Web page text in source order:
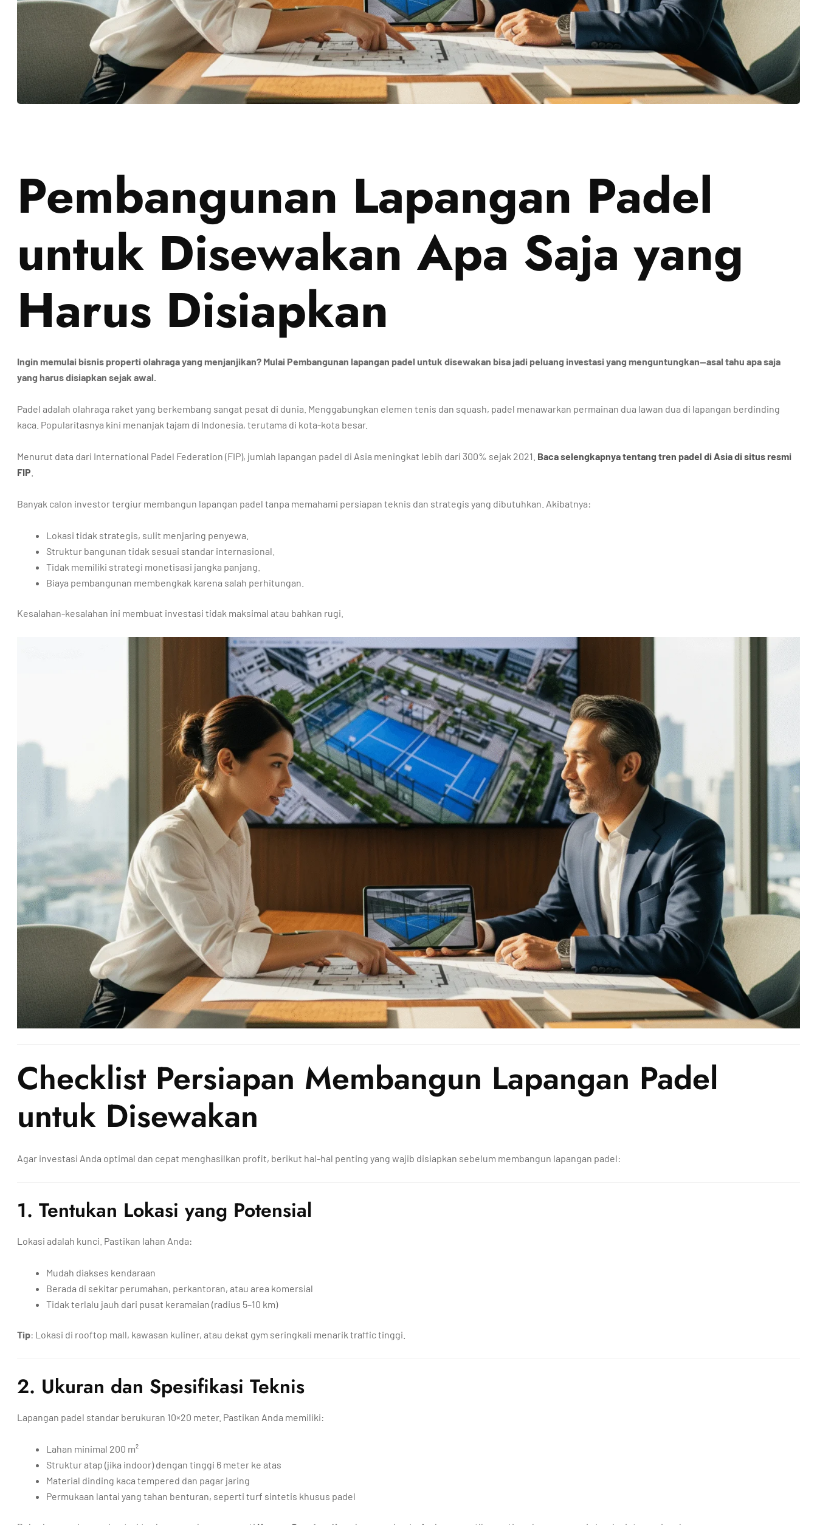
Pembangunan Lapangan Padel
untuk Disewakan Apa Saja yang
Harus Disiapkan
Ingin memulai bisnis properti olahraga yang menjanjikan? Mulai Pembangunan lapangan padel untuk disewakan bisa jadi peluang investasi yang menguntungkan—asal tahu apa saja
yang harus disiapkan sejak awal.
Padel adalah olahraga raket yang berkembang sangat pesat di dunia. Menggabungkan elemen tenis dan squash, padel menawarkan permainan dua lawan dua di lapangan berdinding
kaca. Popularitasnya kini menanjak tajam di Indonesia, terutama di kota-kota besar.
Menurut data dari International Padel Federation (FIP), jumlah lapangan padel di Asia meningkat lebih dari 300% sejak 2021. Baca selengkapnya tentang tren padel di Asia di situs resmi
FIP
Banyak calon investor tergiur membangun lapangan padel tanpa memahami persiapan teknis dan strategis yang dibutuhkan. Akibatnya:
Lokasi tidak strategis, sulit menjaring penyewa.
Struktur bangunan tidak sesuai standar internasional.
Tidak memiliki strategi monetisasi jangka panjang.
Biaya pembangunan membengkak karena salah perhitungan.
Kesalahan-kesalahan ini membuat investasi tidak maksimal atau bahkan rugi.
Checklist Persiapan Membangun Lapangan Padel
untuk Disewakan
Agar investasi Anda optimal dan cepat menghasilkan profit, berikut hal-hal penting yang wajib disiapkan sebelum membangun lapangan padel:
1. Tentukan Lokasi yang Potensial
Lokasi adalah kunci. Pastikan lahan Anda:
Mudah diakses kendaraan
Berada di sekitar perumahan, perkantoran, atau area komersial
Tidak terlalu jauh dari pusat keramaian (radius 5–10 km)
Tip: Lokasi di rooftop mall, kawasan kuliner, atau dekat gym seringkali menarik traffic tinggi.
2. Ukuran dan Spesifikasi Teknis
Lapangan padel standar berukuran 10×20 meter. Pastikan Anda memiliki:
Lahan minimal 200 m²
Struktur atap (jika indoor) dengan tinggi 6 meter ke atas
Material dinding kaca tempered dan pagar jaring
Permukaan lantai yang tahan benturan, seperti turf sintetis khusus padel